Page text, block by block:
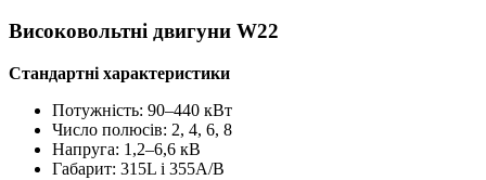
Високовольтні двигуни W22
Стандартні характеристики
Потужність: 90–440 кВт
Число полюсів: 2, 4, 6, 8
Напруга: 1,2–6,6 кВ
Габарит: 315L і 355А/В